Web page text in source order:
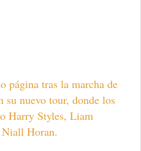
página tras la marcha de
nuevo tour, donde los
Harry Styles, Liam
Horan.